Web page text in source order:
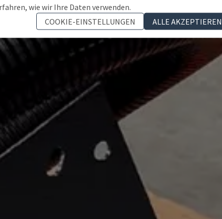
wie wir Ihre Daten verwenden.
COOKIE-EINSTELLUNGEN
ALLE AKZEPTIEREN